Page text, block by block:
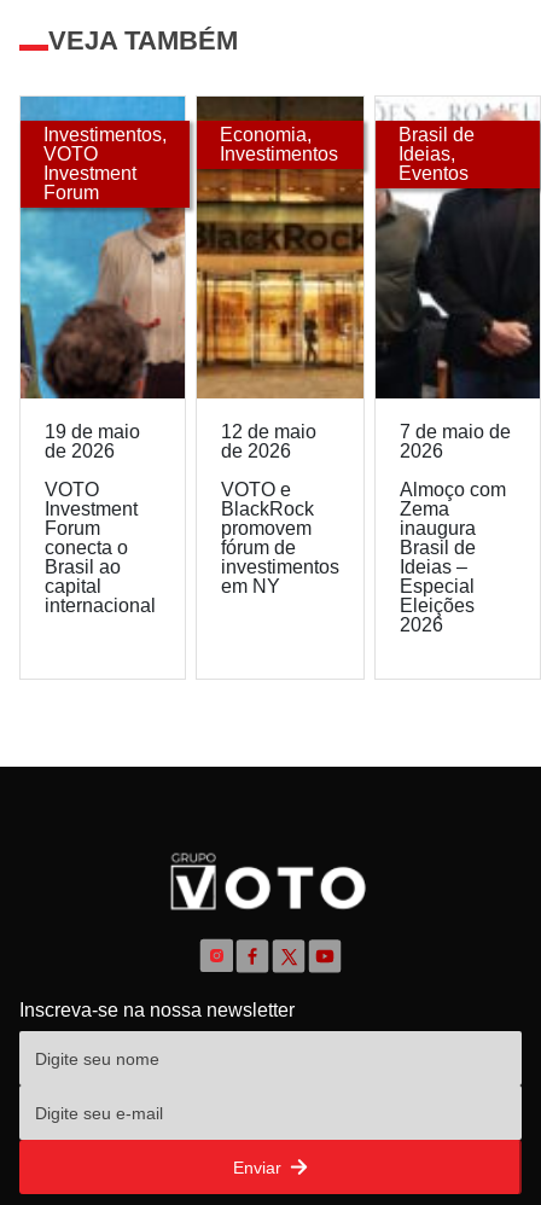
VEJA TAMBÉM
Investimentos,
VOTO
Investment
Forum
19 de maio
de 2026
VOTO
Investment
Forum
conecta o
Brasil ao
capital
internacional
Economia,
Investimentos
12 de maio
de 2026
VOTO e
BlackRock
promovem
fórum de
investimentos
em NY
Brasil de
Ideias,
Eventos
7 de maio de
2026
Almoço com
Zema
inaugura
Brasil de
Ideias –
Especial
Eleições
2026
Inscreva-se na nossa newsletter
Enviar